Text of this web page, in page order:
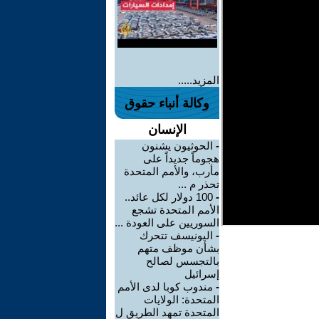
المزيد.....
وكالة أنباء حقوق
الإنسان
- الحوثيون يشنون
هجوماً جديداً على
مأرب، والأمم المتحدة
تحذر م ...
-
100 دولار لكل عائد..
الأمم المتحدة تشجع
السوريين على العودة ...
- اليونيسف تتحرك
بشأن موظف متهم
بالتجسس لصالح
إسرائيل
- مندوب كوبا لدى الأمم
المتحدة: الولايات
المتحدة تمهد الطريق ل